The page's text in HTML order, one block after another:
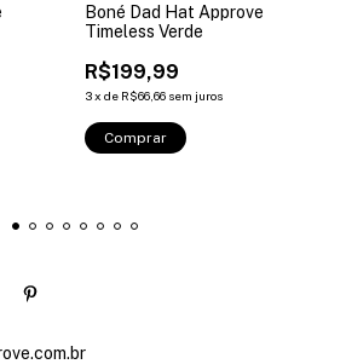
Boné Dad Hat Approve
Timeless Verde
R$199,99
3x de R$66,66 sem juros
Comprar